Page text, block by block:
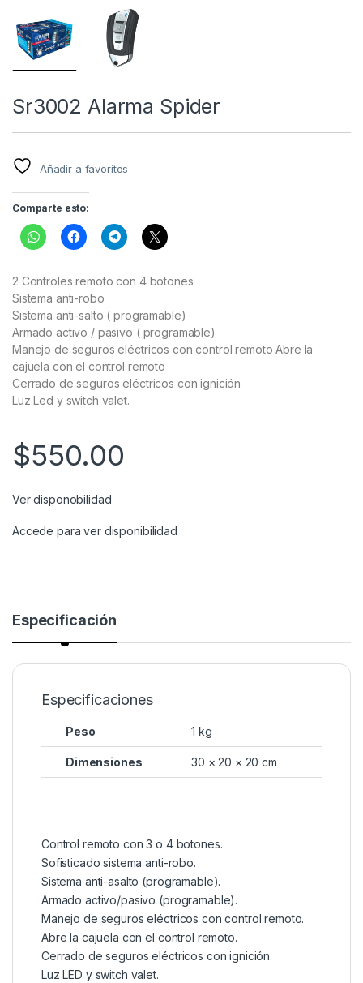
Sr3002 Alarma Spider
Añadir a favoritos
Comparte esto:
2 Controles remoto con 4 botones
Sistema anti-robo
Sistema anti-salto ( programable)
Armado activo / pasivo ( programable)
Manejo de seguros eléctricos con control remoto Abre la
cajuela con el control remoto
Cerrado de seguros eléctricos con ignición
Luz Led y switch valet.
$550.00
Ver disponobilidad
Accede para ver disponibilidad
Especificación
Especificaciones
Peso 1 kg
Dimensiones 30 × 20 × 20 cm
Control remoto con 3 o 4 botones.
Sofisticado sistema anti-robo.
Sistema anti-asalto (programable).
Armado activo/pasivo (programable).
Manejo de seguros eléctricos con control remoto.
Abre la cajuela con el control remoto.
Cerrado de seguros eléctricos con ignición.
Luz LED y switch valet.